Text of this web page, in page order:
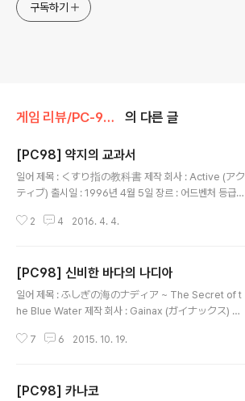
구독하기
게임 리뷰/PC-98x1 의 다른 글
[PC98] 약지의 교과서
일어 제목 : くすり指の教科書 제작 회사 : Active (アク
ティブ) 출시일 : 1996년 4월 5일 장르 : 어드벤처 등급 :
ざかみ しゅん) 음악 : 如月ゆうき (きさらぎ ゆうき)
비우게 된 부모님을 대신해 혼자 집을 지키게 된 고등학생
타케다 토시오(武田俊夫)가 저녁 식사를 준비하기 위해
분주히 움직이다가 옆집에 사는 소꿉친구인 타나카 토모미
많은 사카타 유미(坂田有美), 토모미의 친구이자 같은 반
2 4 2016. 4. 4.
[PC98] 신비한 바다의 나디아
일어 제목 : ふしぎの海のナディア ~ The Secret of t
he Blue Water 제작 회사 : Gainax (ガイナックス) 출
릭터 디자인, 원화 : 貞本義行 (さだもと よしゆき) 음악
놀라는 쟝의 모습 ) 발명에 재능 있는 소년 쟝과 블루워터라
7 6 2015. 10. 19.
[PC98] 카나코